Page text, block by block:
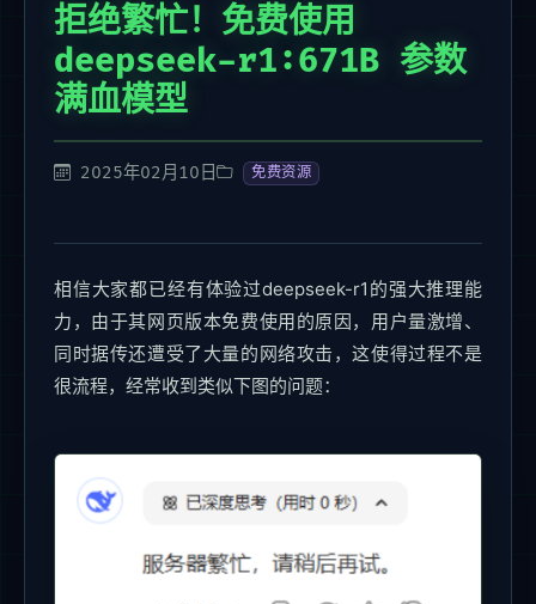
拒绝繁忙！免费使用
deepseek-r1:671B 参数
满血模型
2025年02月10日 免费资源
相信大家都已经有体验过deepseek-r1的强大推理能
力，由于其网页版本免费使用的原因，用户量激增、
同时据传还遭受了大量的网络攻击，这使得过程不是
很流程，经常收到类似下图的问题：